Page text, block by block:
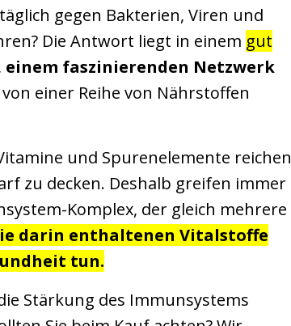
gegen Bakterien, Viren und
Die Antwort liegt in einem gut
einem faszinierenden Netzwerk
von einer Reihe von Nährstoffen
und Spurenelemente reichen
zu decken. Deshalb greifen immer
Komplex, der gleich mehrere
darin enthaltenen Vitalstoffe
tun.
Stärkung des Immunsystems